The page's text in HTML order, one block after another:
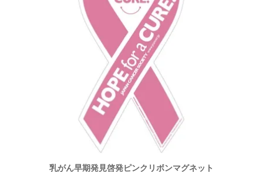
乳がん早期発見啓発ピンクリボンマグネット